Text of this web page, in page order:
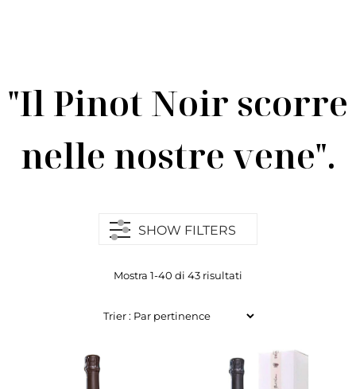
"Il Pinot Noir scorre
nelle nostre vene".
SHOW FILTERS
Mostra 1-40 di 43 risultati